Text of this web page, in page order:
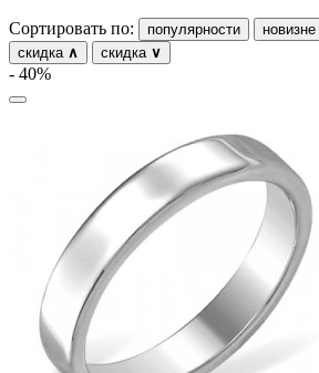
Сортировать по: популярности новизне
скидка ∧ скидка ∨
- 40%